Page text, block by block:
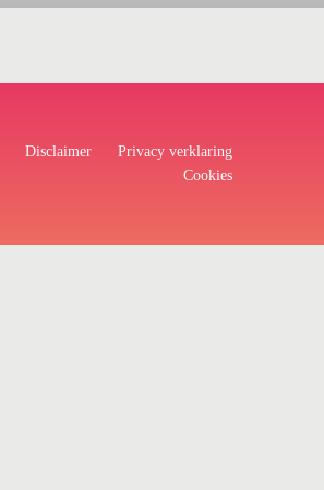
Disclaimer
Privacy verklaring
Cookies